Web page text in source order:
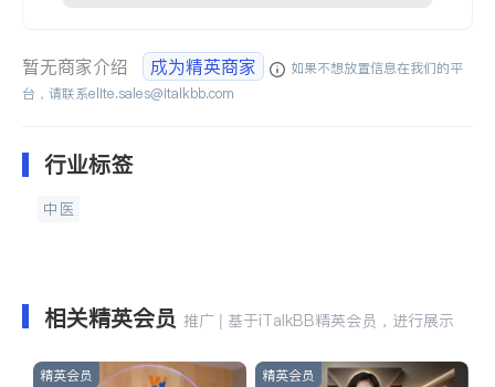
暂无商家介绍 成为精英商家
如果不想放置信息在我们的平
台，请联系elite.sales@italkbb.com
行业标签
中医
相关精英会员 推广 | 基于iTalkBB精英会员，进行展示
精英会员 精英会员